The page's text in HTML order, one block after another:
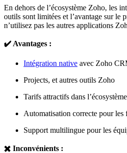
En dehors de l’écosystème Zoho, les
outils sont limitées et l’avantage sur le
n’utilisez pas les autres applications
✔️ Avantages :
Intégration native avec Zoho
Projects, et autres outils Zoho
Tarifs attractifs dans
Automatisation correcte pour
Support multilingue pour les
✖️ Inconvénients :